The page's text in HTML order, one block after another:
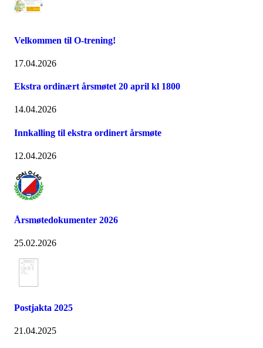
Velkommen til O-trening!
17.04.2026
Ekstra ordinært årsmøtet 20 april kl 1800
14.04.2026
Innkalling til ekstra ordinert årsmøte
12.04.2026
Årsmøtedokumenter 2026
25.02.2026
Postjakta 2025
21.04.2025